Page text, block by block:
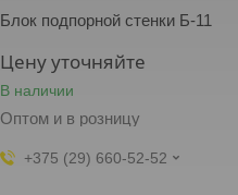
Блок подпорной стенки Б-11
Цену уточняйте
В наличии
Оптом и в розницу
+375 (29) 660-52-52